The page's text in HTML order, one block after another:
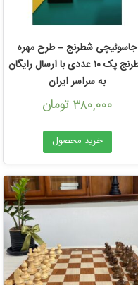
جاسوئیچی شطرنج – طرح مهره
شطرنج پک ۱۰ عددی با ارسال رایگان
به سراسر ایران
۳۸۰,۰۰۰ تومان
خرید محصول